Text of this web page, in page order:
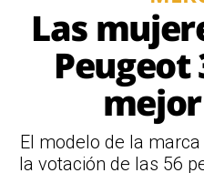
Las
Peugeot
El modelo de la
la votación de las 56